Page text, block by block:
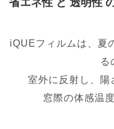
省エネ性 と 透明性
iQUEフィルムは、夏
る
室外に反射し、陽
窓際の体感温